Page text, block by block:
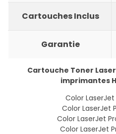
Cartouches Inclus
Garantie
Cartouche Toner
imprimantes
Color LaserJet
Color LaserJet
Color LaserJet
Color LaserJet